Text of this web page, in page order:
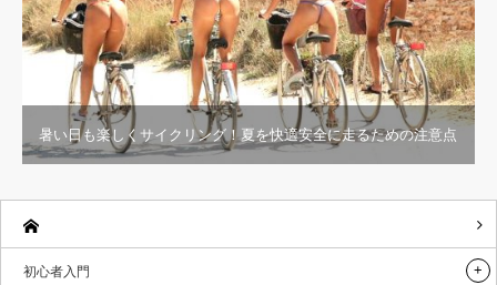
暑い日も楽しくサイクリング！夏を快適安全に走るための注意点
初心者入門